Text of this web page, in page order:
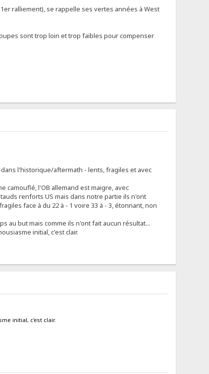
ralliement), se rappelle ses vertes années à West
sont trop loin et trop faibles pour compenser
l'historique/aftermath - lents, fragiles et avec
camouflé, l'OB allemand est maigre, avec
renforts US mais dans notre partie ils n'ont
face à du 22 à - 1 voire 33 à - 3, étonnant, non
au but mais comme ils n'ont fait aucun résultat...
initial, c'est clair.
initial, c'est clair.